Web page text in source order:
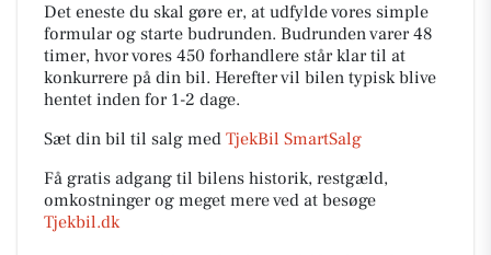
Det eneste du skal gøre er, at udfylde vores simple
formular og starte budrunden. Budrunden varer 48
timer, hvor vores 450 forhandlere står klar til at
konkurrere på din bil. Herefter vil bilen typisk blive
hentet inden for 1-2 dage.
Sæt din bil til salg med TjekBil SmartSalg
Få gratis adgang til bilens historik, restgæld,
omkostninger og meget mere ved at besøge
Tjekbil.dk